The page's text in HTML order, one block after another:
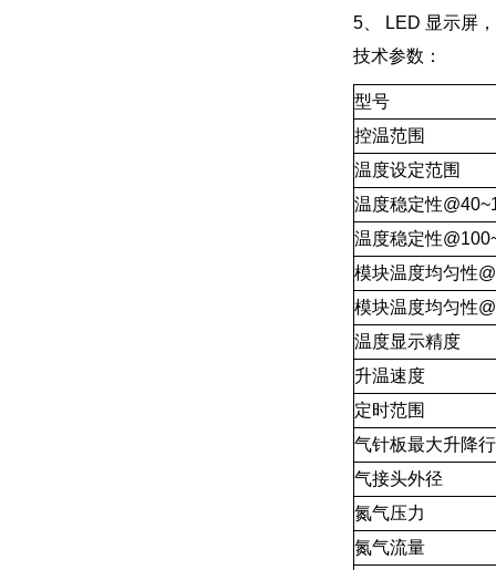
5、 LED 显示屏
技术参数：
型号
控温范围
温度设定范围
温度稳定性
温度稳定性
模块温度均匀性
模块温度均匀性
温度显示精度
升温速度
定时范围
气针板最大升降
气接头外径
氮气压力
氮气流量